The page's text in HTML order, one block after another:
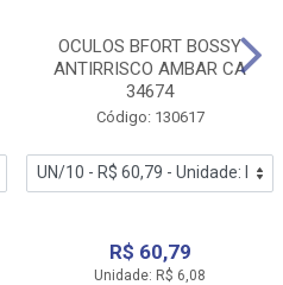
OCULOS BFORT BOSSY
ANTIRRISCO AMBAR CA
34674
Código: 130617
R$ 60,79
Unidade: R$ 6,08